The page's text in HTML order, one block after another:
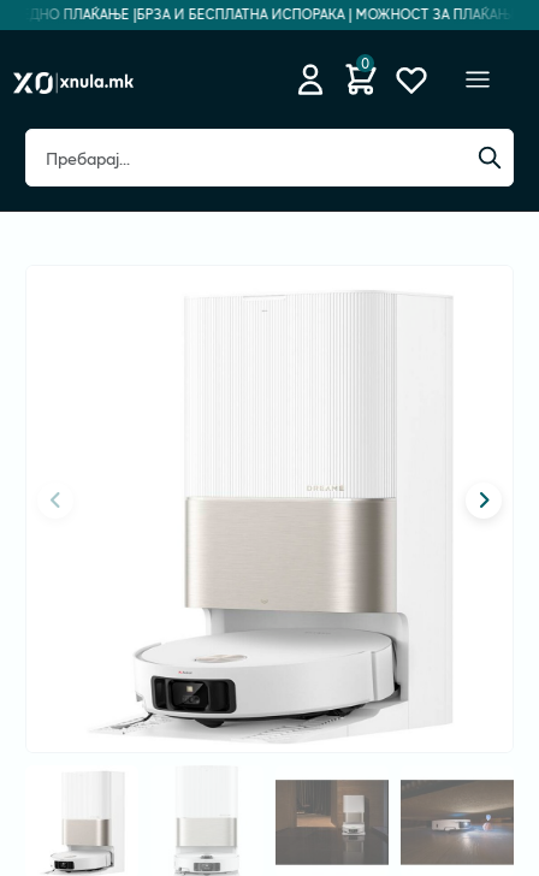
ПЛАЌАЊЕ |БРЗА И БЕСПЛАТНА ИСПОРАКА | МОЖНОСТ ЗА ПЛАЌАЊЕ НА
0